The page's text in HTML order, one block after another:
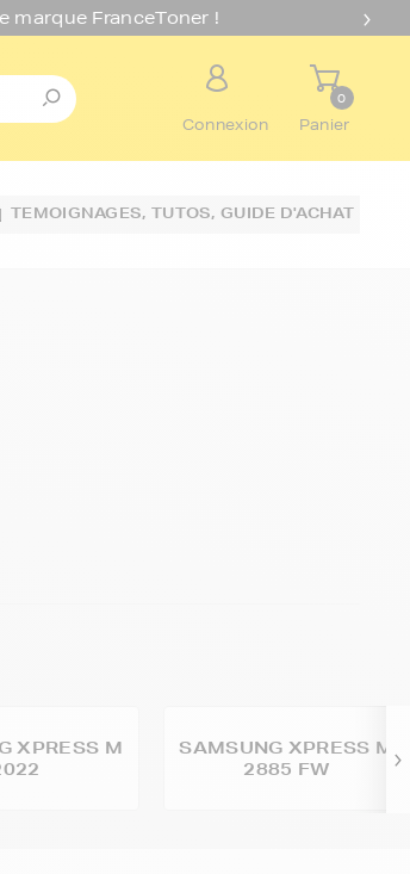
FranceToner !
Connexion
0
Panier
TEMOIGNAGES, TUTOS,GUIDE D'ACHAT
XPRESS M
SAMSUNG XPRESS M
2885 FW